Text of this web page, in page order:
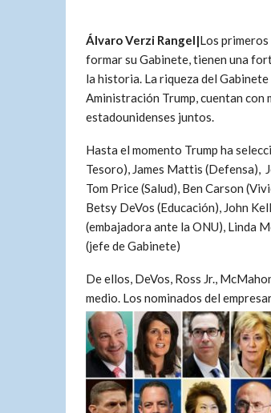
Álvaro Verzi Rangel|Los
formar su Gabinete, tienen una
la historia. La riqueza del
Aministración Trump, cuentan con
estadounidenses juntos.
Hasta el momento Trump ha
Tesoro), James Mattis (Defensa),
Tom Price (Salud), Ben Carson
Betsy DeVos (Educación), John
(embajadora ante la ONU), Linda
(jefe de Gabinete)
De ellos, DeVos, Ross Jr.,
medio. Los nominados del